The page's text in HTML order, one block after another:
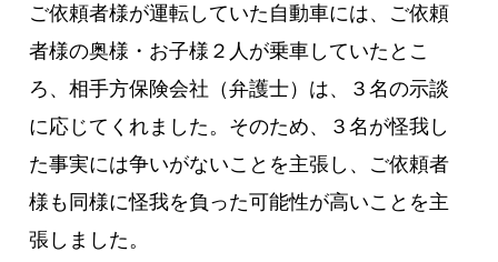
ご依頼者様が運転していた自動車には、ご依頼
者様の奥様・お子様２人が乗車していたとこ
ろ、相手方保険会社（弁護士）は、３名の示談
に応じてくれました。そのため、３名が怪我し
た事実には争いがないことを主張し、ご依頼者
様も同様に怪我を負った可能性が高いことを主
張しました。